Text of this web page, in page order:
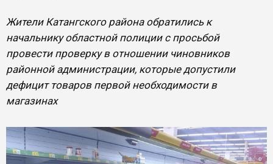
Жители Катангского района обратились к
начальнику областной полиции с просьбой
провести проверку в отношении чиновников
районной администрации, которые допустили
дефицит товаров первой необходимости в
магазинах